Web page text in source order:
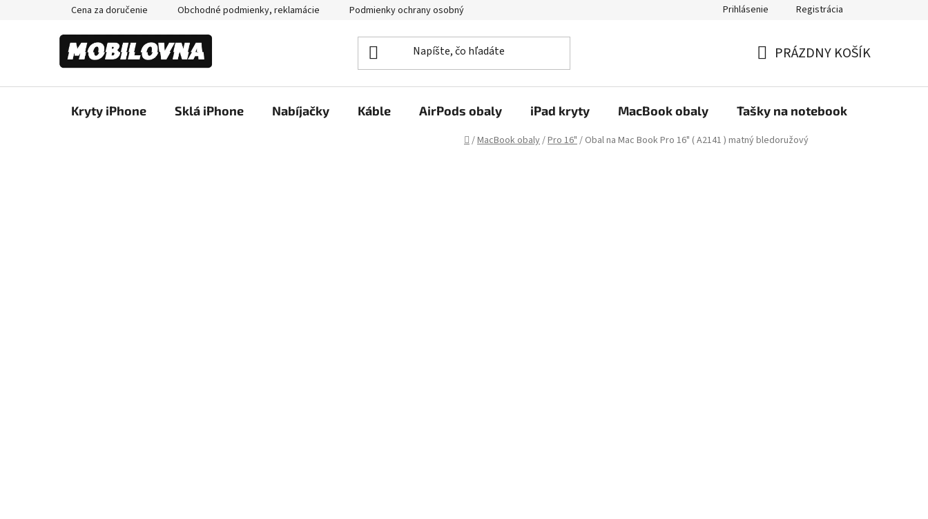
Cena za doručenie Obchodné podmienky, reklamácie Podmienky ochrany osobných údajov Prihlásenie Registrácia
KOŠÍK
PRÁZDNY KOŠÍK
Kryty iPhone Sklá iPhone Nabíjačky Káble AirPods obaly iPad kryty MacBook obaly Tašky na notebook
Domov
/MacBook obaly/Pro 16"/ Obal na Mac Book Pro 16" ( A2141 ) matný bledoružový